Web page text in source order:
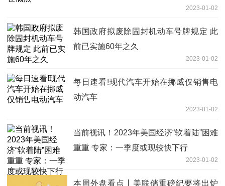
2023-01-02
韩国政府拟废除固封机动车号牌规定 此
前已实施60年之久
2023-01-02
每日速看!现代汽车开始在挪威仅销售电
动汽车
2023-01-02
当前视讯！2023年美国经济“软着陆”困难
重重 专家：一季度或现较快下行
2023-01-02
本周外盘看点丨美联储重磅纪要将出炉